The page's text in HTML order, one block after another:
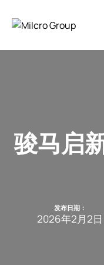
骏马启
发布日期：
2026年2月2日